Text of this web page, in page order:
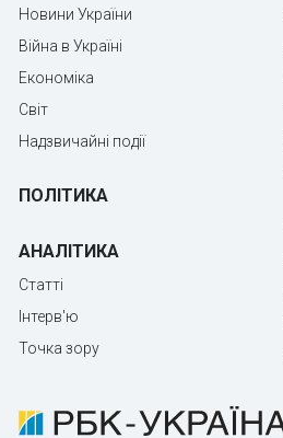
Новини України
Війна в Україні
Економіка
Світ
Надзвичайні події
ПОЛІТИКА
АНАЛІТИКА
Статті
Інтерв'ю
Точка зору